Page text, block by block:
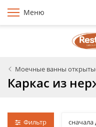
Меню
Моечные ванны
Каркас из
Фильтр